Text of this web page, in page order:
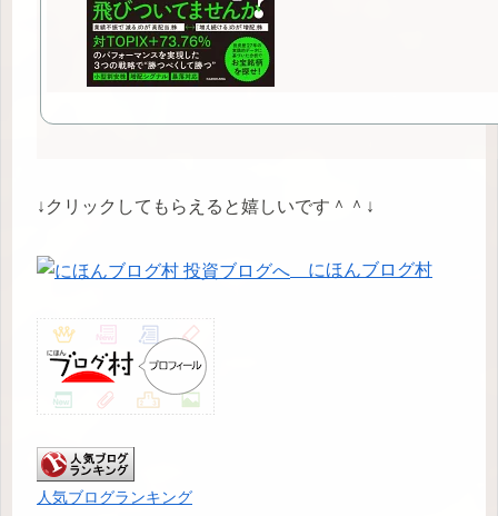
↓クリックしてもらえると嬉しいです＾＾↓
にほんブログ村
人気ブログランキング